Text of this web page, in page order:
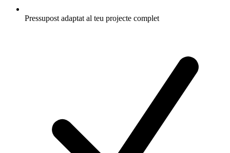
Pressupost adaptat al teu projecte complet